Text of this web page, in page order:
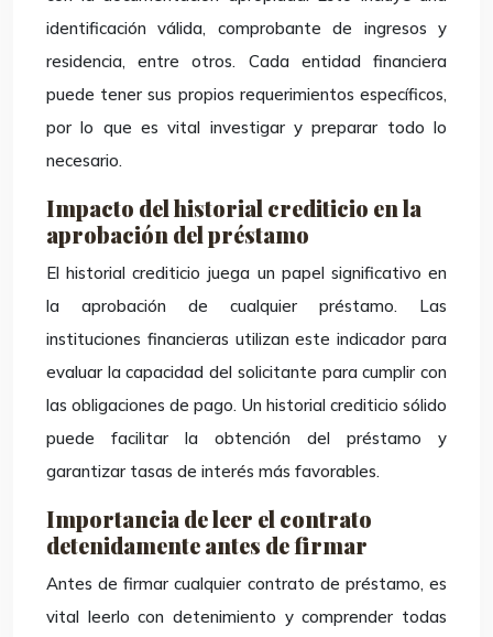
identificación válida, comprobante de ingresos y
residencia, entre otros. Cada entidad financiera
puede tener sus propios requerimientos específicos,
por lo que es vital investigar y preparar todo lo
necesario.
Impacto del historial crediticio en la
aprobación del préstamo
El historial crediticio juega un papel significativo en
la aprobación de cualquier préstamo. Las
instituciones financieras utilizan este indicador para
evaluar la capacidad del solicitante para cumplir con
las obligaciones de pago. Un historial crediticio sólido
puede facilitar la obtención del préstamo y
garantizar tasas de interés más favorables.
Importancia de leer el contrato
detenidamente antes de firmar
Antes de firmar cualquier contrato de préstamo, es
vital leerlo con detenimiento y comprender todas